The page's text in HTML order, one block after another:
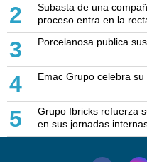
2
Subasta de una
proceso entra en la
3 Porcelanosa publica
4 Emac Grupo celebra
5
Grupo Ibricks refuerza
en sus jornadas